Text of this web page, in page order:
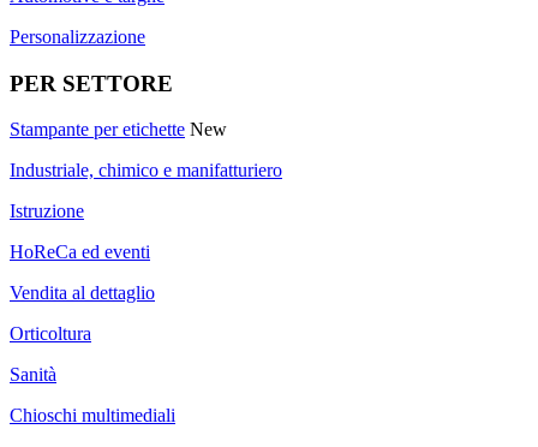
Personalizzazione
PER SETTORE
Stampante per etichette New
Industriale, chimico e manifatturiero
Istruzione
HoReCa ed eventi
Vendita al dettaglio
Orticoltura
Sanità
Chioschi multimediali